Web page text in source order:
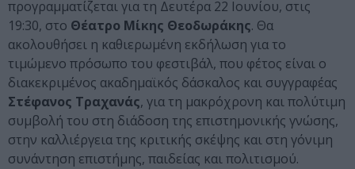
προγραμματίζεται για τη Δευτέρα 22 Ιουνίου, στις
19:30, στο Θέατρο Μίκης Θεοδωράκης. Θα
ακολουθήσει η καθιερωμένη εκδήλωση για το
τιμώμενο πρόσωπο του φεστιβάλ, που φέτος είναι ο
διακεκριμένος ακαδημαϊκός δάσκαλος και συγγραφέας
Στέφανος Τραχανάς, για τη μακρόχρονη και πολύτιμη
συμβολή του στη διάδοση της επιστημονικής γνώσης,
στην καλλιέργεια της κριτικής σκέψης και στη γόνιμη
συνάντηση επιστήμης, παιδείας και πολιτισμού.